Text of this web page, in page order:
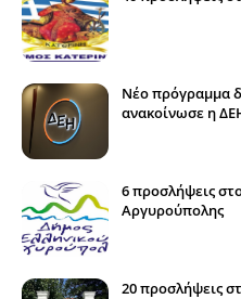
Νέο πρόγραμμα
ανακοίνωσε η
6 προσλήψεις
Αργυρούπολης
20 προσλήψεις